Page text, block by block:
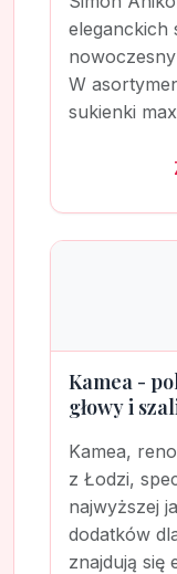
eleganckich
W
sukienki
Kamea -
głowy i
Kamea,
z Łodzi,
najwyższej
dodatków
znajdują się